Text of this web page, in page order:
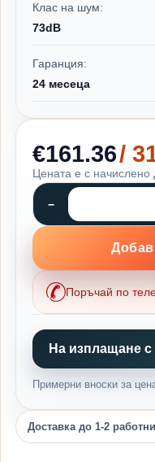
Клас на шум:
73dB
Гаранция:
24 месеца
€161.36/
Цената е с начислено
Поръчай по
На изплащане
Примерни вноски за
Доставка до 1-2